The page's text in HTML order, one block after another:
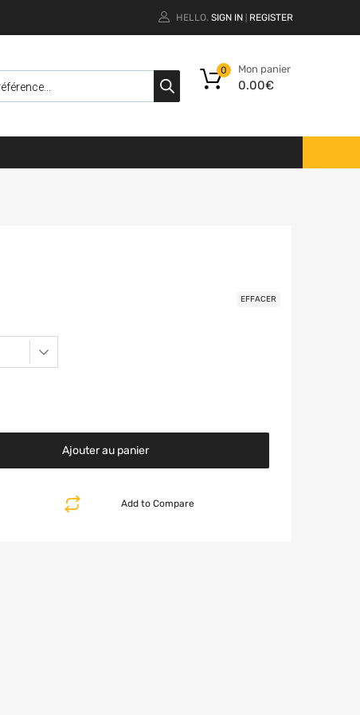
HELLO. SIGN IN REGISTER
Mon panier
0.00€
0
EFFACER
Ajouter au panier
Add to Compare